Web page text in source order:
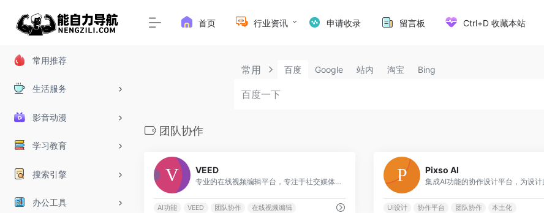
常用推荐
生活服务
影音动漫
学习教育
搜索引擎
办公工具
首页 行业资讯 申请收录 留言板 Ctrl+D 收藏本站
常用 百度 Google 站内 淘宝 Bing
团队协作
VEED
专业的在线视频编辑平台，专注于社交媒体和营销视频制作
AI功能 VEED 团队协作 在线视频编辑
Pixso AI
UI设计 协作平台 团队协作 本土化